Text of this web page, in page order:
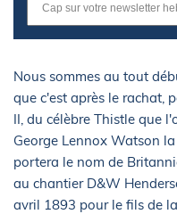
Nous sommes au tout
que c'est après le rachat,
II, du célèbre Thistle que
George Lennox Watson
portera le nom de
au chantier D&W
avril 1893 pour le fils de